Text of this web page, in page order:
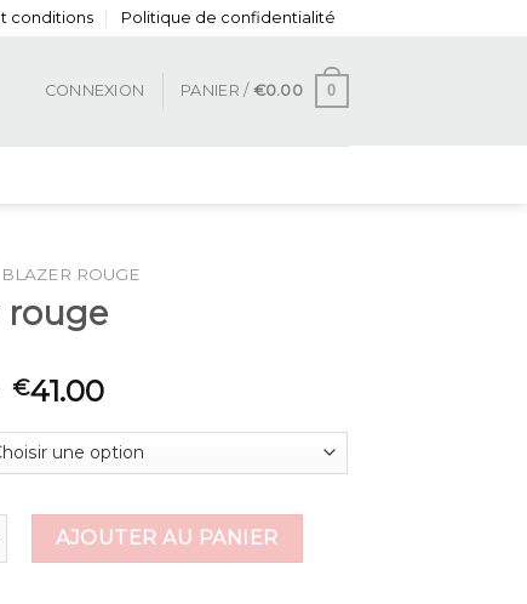
conditions Politique de confidentialité
CONNEXION PANIER / €0.00 0
BLAZER ROUGE
rouge
€41.00
blazer rouge
AJOUTER AU PANIER